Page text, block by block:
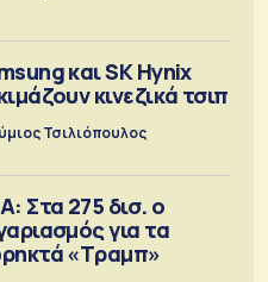
και SK Hynix
κινεζικά τσιπ
Τσιλιόπουλος
Στα 275 δισ. ο
για τα
«Τραμπ»